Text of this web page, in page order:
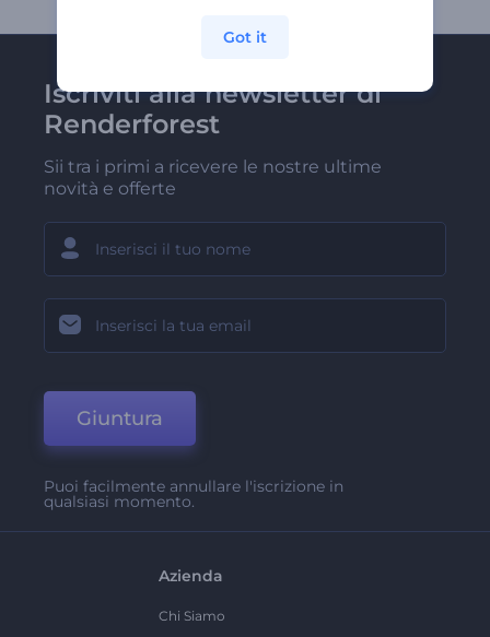
Iscriviti alla newsletter di
Renderforest
Sii tra i primi a ricevere le nostre ultime
novità e offerte
Giuntura
Puoi facilmente annullare l'iscrizione in
qualsiasi momento.
Azienda
Chi Siamo
Got it